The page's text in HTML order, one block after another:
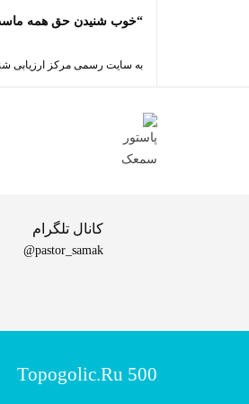
“خوب شنیدن حق همه
به سایت رسمی مرکز ارزیابی
کانال تلگرام
pastor_samak@
Topogolic.ru 500